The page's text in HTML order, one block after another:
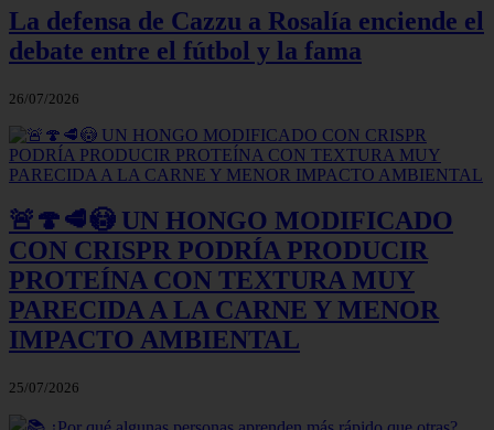
La defensa de Cazzu a Rosalía enciende el
debate entre el fútbol y la fama
26/07/2026
🚨🍄🥩😳 UN HONGO MODIFICADO
CON CRISPR PODRÍA PRODUCIR
PROTEÍNA CON TEXTURA MUY
PARECIDA A LA CARNE Y MENOR
IMPACTO AMBIENTAL
25/07/2026